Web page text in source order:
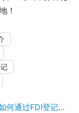
！
记完成注册资本金实缴